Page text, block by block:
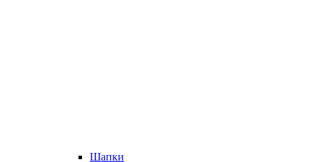
Шапки